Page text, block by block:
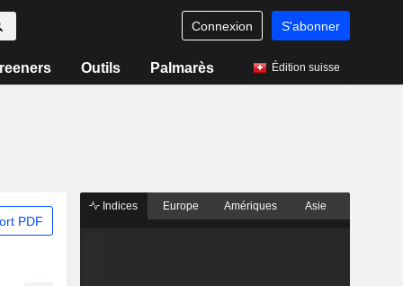
Connexion S'abonner
Outils Palmarès Édition suisse
PDF
Indices Europe Amériques Asie